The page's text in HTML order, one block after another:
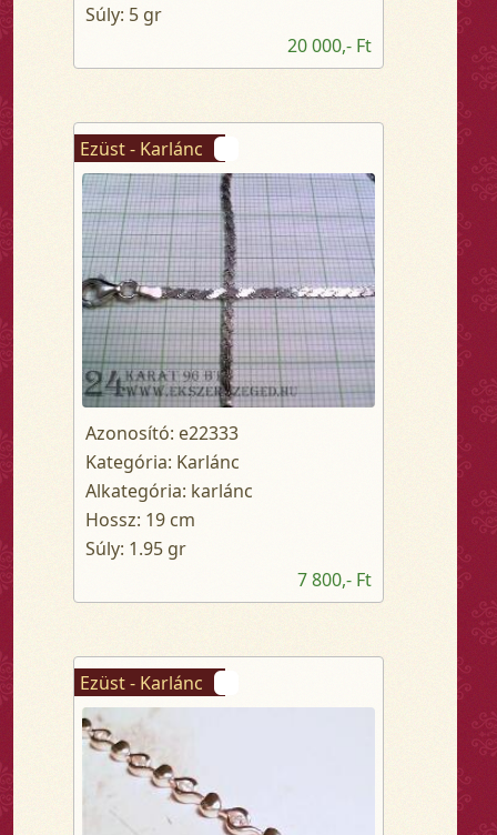
Súly: 5 gr
20 000,- Ft
Ezüst - Karlánc
Azonosító: e22333
Kategória: Karlánc
Alkategória: karlánc
Hossz: 19 cm
Súly: 1.95 gr
7 800,- Ft
Ezüst - Karlánc